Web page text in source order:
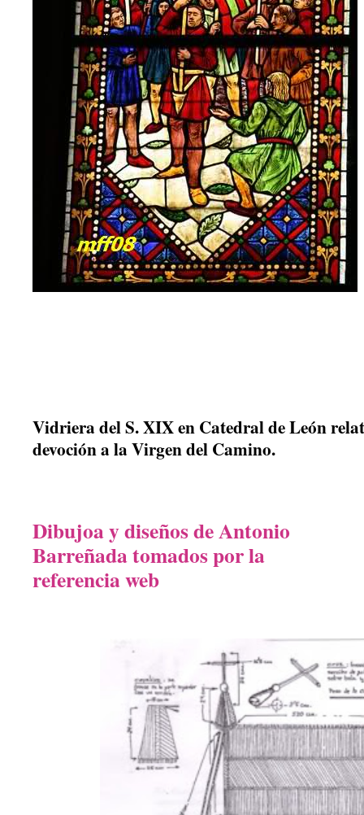
Vidriera del S. XIX en Catedral de León
devoción a la Virgen del Camino.
Dibujoa y diseños de Antonio
Barreñada tomados por la
referencia web